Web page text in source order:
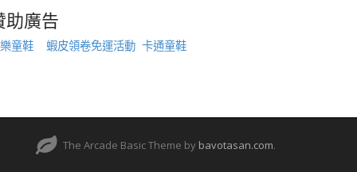
助廣告
童鞋 蝦皮領卷免運活動 卡通童鞋
The Arcade Basic Theme by bavotasan.com.